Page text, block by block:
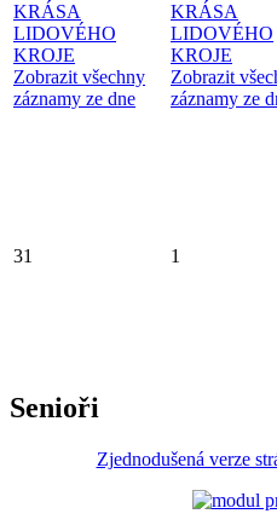
KRÁSA
LIDOVÉHO
KROJE
Zobrazit všechny
záznamy ze dne
KRÁSA
LIDOVÉHO
KROJE
Zobrazit
záznamy ze
31 1
Senioři
Zjednodušená verze